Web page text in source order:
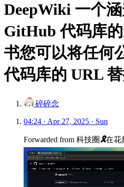
DeepWiki 一个
GitHub 代码库
书您可以将任何
代码库的 URL
碎碎念
04:24 · Apr 27, 2025 · Sun
Forwarded from 科技圈🎗在花